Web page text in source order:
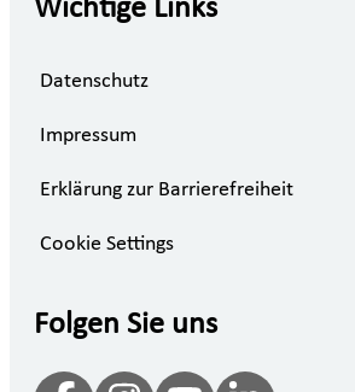
Wichtige Links
Datenschutz
Impressum
Erklärung zur Barrierefreiheit
Cookie Settings
Folgen Sie uns